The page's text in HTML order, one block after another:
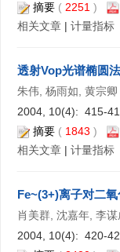
摘要 ( 2251 )
相关文章 | 计量指标
透射Vop光谱椭圆
朱伟, 杨雨如, 黄宗卿
2004, 10(4): 415-
摘要 ( 1843 )
相关文章 | 计量指标
Fe~(3+)离子对二
肖美群, 沈嘉年, 李
2004, 10(4): 420-